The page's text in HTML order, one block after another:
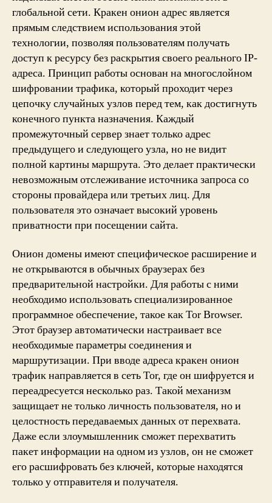
глобальной сети. Кракен онион адрес является
прямым следствием использования этой
технологии, позволяя пользователям получать
доступ к ресурсу без раскрытия своего реального IP-
адреса. Принцип работы основан на многослойном
шифровании трафика, который проходит через
цепочку случайных узлов перед тем, как достигнуть
конечного пункта назначения. Каждый
промежуточный сервер знает только адрес
предыдущего и следующего узла, но не видит
полной картины маршрута. Это делает практически
невозможным отслеживание источника запроса со
стороны провайдера или третьих лиц. Для
пользователя это означает высокий уровень
приватности при посещении сайта.
Онион домены имеют специфическое расширение и
не открываются в обычных браузерах без
предварительной настройки. Для работы с ними
необходимо использовать специализированное
программное обеспечение, такое как Tor Browser.
Этот браузер автоматически настраивает все
необходимые параметры соединения и
маршрутизации. При вводе адреса кракен онион
трафик направляется в сеть Tor, где он шифруется и
переадресуется несколько раз. Такой механизм
защищает не только личность пользователя, но и
целостность передаваемых данных от перехвата.
Даже если злоумышленник сможет перехватить
пакет информации на одном из узлов, он не сможет
его расшифровать без ключей, которые находятся
только у отправителя и получателя.